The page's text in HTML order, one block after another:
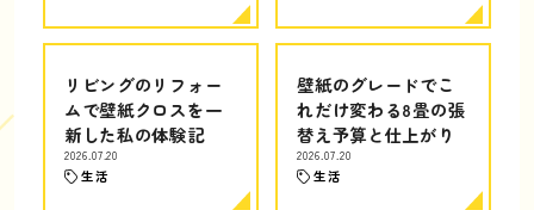
リビングのリフォー
ムで壁紙クロスを一
新した私の体験記
2026.07.20
生活
壁紙のグレードでこ
れだけ変わる8畳の張
替え予算と仕上がり
2026.07.20
生活